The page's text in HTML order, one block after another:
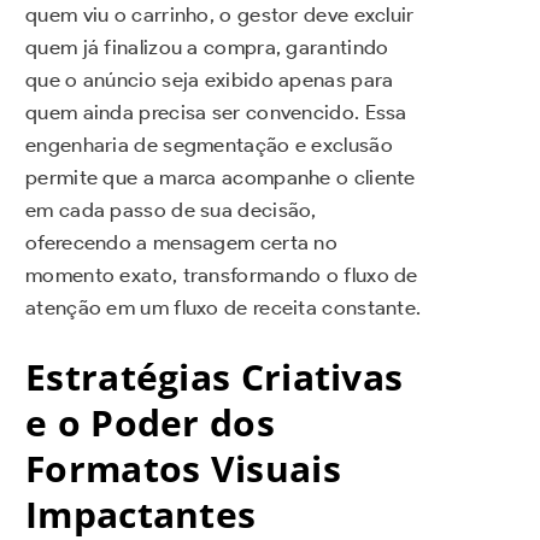
quem viu o carrinho, o gestor deve excluir
quem já finalizou a compra, garantindo
que o anúncio seja exibido apenas para
quem ainda precisa ser convencido. Essa
engenharia de segmentação e exclusão
permite que a marca acompanhe o cliente
em cada passo de sua decisão,
oferecendo a mensagem certa no
momento exato, transformando o fluxo de
atenção em um fluxo de receita constante.
Estratégias Criativas
e o Poder dos
Formatos Visuais
Impactantes